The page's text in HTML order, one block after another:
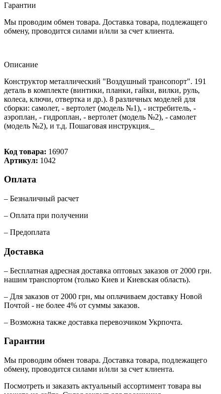
Гарантии
Мы проводим обмен товара. Доставка товара, подлежащего
обмену, проводится силами и/или за счет клиента.
Описание
Конструктор металлический "Воздушный трансопорт". 191
деталь в комплекте (винтики, планки, гайки, вилки, руль,
колеса, ключи, отвертка и др.). 8 различных моделей для
сборки: самолет, - вертолет (модель №1), - истребитель, -
аэроплан, - гидроплан, - вертолет (модель №2), - самолет
(модель №2), и т.д. Пошаговая инструкция._
Код товара: 16907
Артикул: 1042
Оплата
– Безналичный расчет
– Оплата при получении
– Предоплата
Доставка
– Бесплатная адресная доставка оптовых заказов от 2000 грн.
нашим транспортом (только Киев и Киевская область).
– Для заказов от 2000 грн, мы оплачиваем доставку Новой
Почтой - не более 4% от суммы заказов.
– Возможна также доставка перевозчиком Укрпочта.
Гарантии
Мы проводим обмен товара. Доставка товара, подлежащего
обмену, проводится силами и/или за счет клиента.
Посмотреть и заказать актуальный ассортимент товара вы